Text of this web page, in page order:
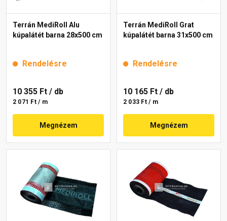
Terrán MediRoll Alu
kúpalátét barna 28x500 cm
Rendelésre
10 355 Ft / db
2 071 Ft / m
Megnézem
Terrán MediRoll Grat
kúpalátét barna 31x500 cm
Rendelésre
10 165 Ft / db
2 033 Ft / m
Megnézem